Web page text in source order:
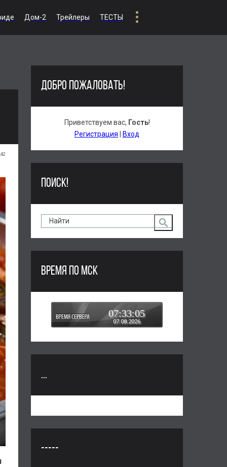
Дом-2 Трейлеры ТЕСТЫ
ДОБРО ПОЖАЛОВАТЬ!
Приветствуем вас, Гость!
Регистрация
Вход
ПОИСК!
ВРЕМЯ ПО МСК
07:33:06
07.08.2026
...
-----